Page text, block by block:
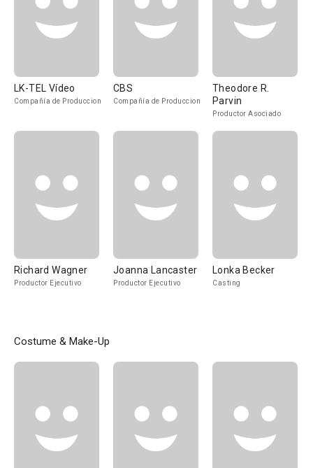
LK-TEL Vídeo
Compañía de Produccion
CBS
Compañía de Produccion
Theodore R.
Parvin
Productor Asociado
Richard Wagner
Productor Ejecutivo
Joanna Lancaster
Productor Ejecutivo
Lonka Becker
Casting
Costume & Make-Up